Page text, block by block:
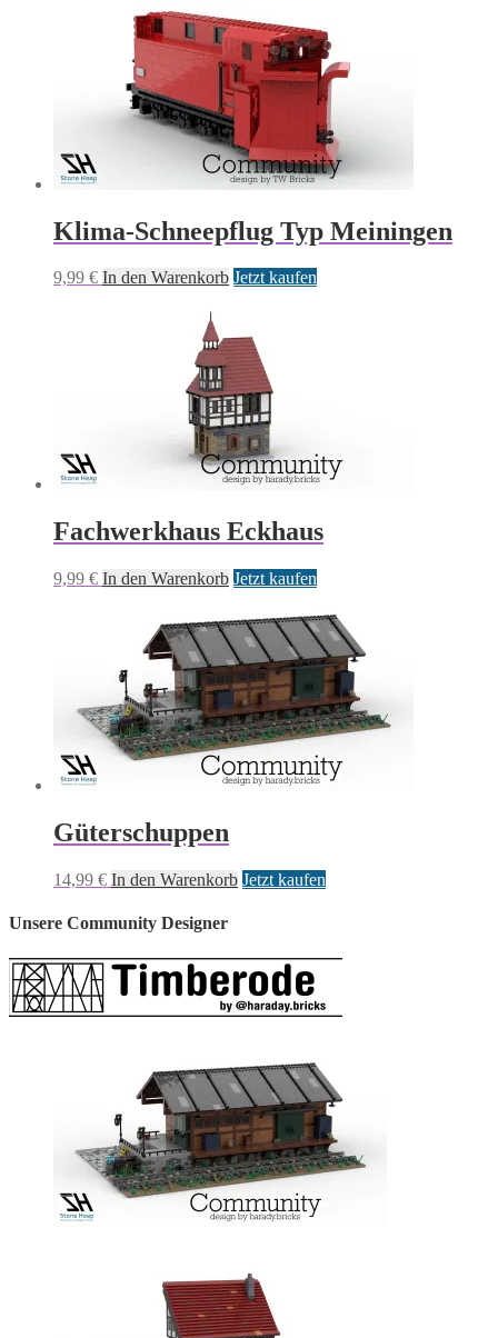
Klima-Schneepflug Typ Meiningen
9,99 € In den Warenkorb Jetzt kaufen
Fachwerkhaus Eckhaus
9,99 € In den Warenkorb Jetzt kaufen
Güterschuppen
14,99 € In den Warenkorb Jetzt kaufen
Unsere Community Designer